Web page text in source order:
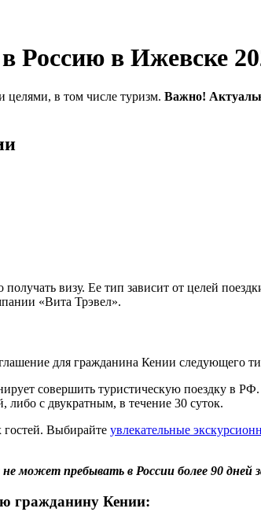
Россию в Ижевске
в том числе туризм. Важно!
визу. Ее тип зависит от целей
«Вита Трэвел».
для гражданина Кении следующего
совершить туристическую поездку в
с двукратным, в течение 30 суток.
гостей. Выбирайте увлекательные
не может пребывать в России более 90 дней
гражданину Кении: